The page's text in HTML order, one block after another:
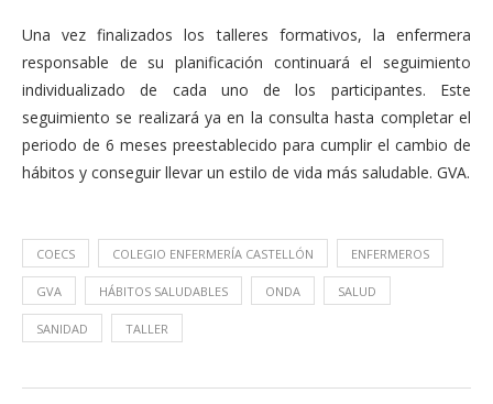
Una vez finalizados los talleres formativos, la enfermera
responsable de su planificación continuará el seguimiento
individualizado de cada uno de los participantes. Este
seguimiento se realizará ya en la consulta hasta completar el
periodo de 6 meses preestablecido para cumplir el cambio de
hábitos y conseguir llevar un estilo de vida más saludable. GVA.
COECS COLEGIO ENFERMERÍA CASTELLÓN ENFERMEROS
GVA HÁBITOS SALUDABLES ONDA SALUD
SANIDAD TALLER